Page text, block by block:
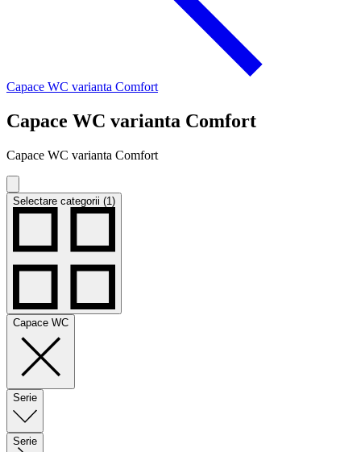
Capace WC varianta Comfort
Capace WC varianta Comfort
Capace WC varianta Comfort
Selectare categorii (1)
Capace WC
Serie
Serie